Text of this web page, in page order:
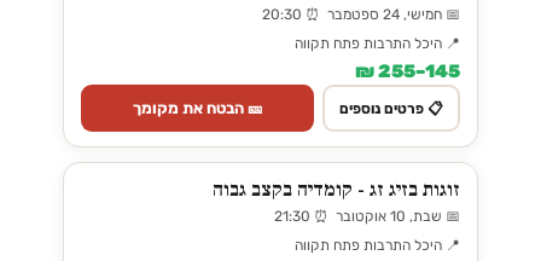
📅 חמישי, 24 ספטמבר ⏰ 20:30
📍 היכל התרבות פתח תקווה
145–255 ₪
📋 פרטים נוספים 🎫 הבטח את מקומך
זוגות בזיג זג - קומדיה בקצב גבוה
📅 שבת, 10 אוקטובר ⏰ 21:30
📍 היכל התרבות פתח תקווה